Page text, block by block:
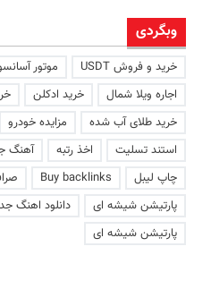
وبگردی
خرید و فروش USDT موتور
اجاره ویلا شمال
خرید ادکلن
خرید طلای آب شده
مزایده خودرو
استند تسلیت
اخذ رتبه آهنگ
چاپ لیبل
Buy backlinks
پارتیشن شیشه ای
دانلود اهنگ
پارتیشن شیشه ای